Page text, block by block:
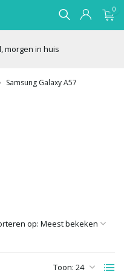
0
morgen in huis
Samsung Galaxy A57
Toon:
op: